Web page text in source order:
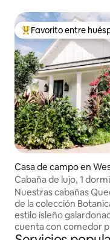
De los mejores en
Favorito entre
Casa de campo en
y
Cabaña de lujo, 1
pasos de la piscina y
Nuestras cabañas
de la colección
estilo isleño galardonadas. Esta
cuenta con comedor
y ducha de jardín. En